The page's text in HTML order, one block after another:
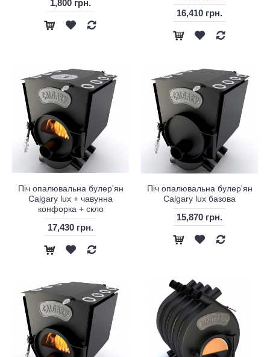
1,800 грн.
16,410 грн.
Піч опалювальна булер'ян
Calgary lux + чавунна
конфорка + скло
17,430 грн.
Піч опалювальна булер'ян
Calgary lux базова
15,870 грн.